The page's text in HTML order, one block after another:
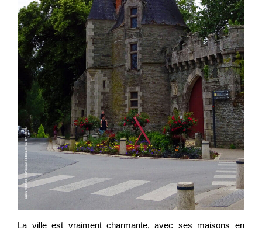
La ville est vraiment charmante, avec ses maisons en